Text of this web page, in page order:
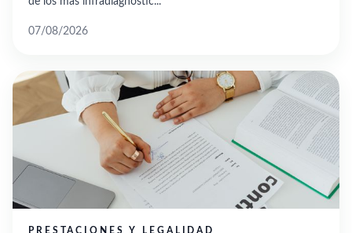
07/08/2026
PRESTACIONES Y LEGALIDAD